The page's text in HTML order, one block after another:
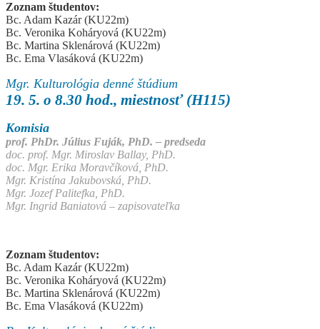
Zoznam študentov:
Bc. Adam Kazár (KU22m)
Bc. Veronika Koháryová (KU22m)
Bc. Martina Sklenárová (KU22m)
Bc. Ema Vlasáková (KU22m)
Mgr. Kulturológia denné štúdium
19. 5. o 8.30 hod., miestnosť (H115)
Komisia
prof. PhDr. Július Fuják, PhD. – predseda
doc. prof. Mgr. Miroslav Ballay, PhD.
doc. Mgr. Erika Moravčíková, PhD.
Mgr. Kristína Jakubovská, PhD.
Mgr. Jozef Palitefka, PhD.
Mgr. Ingrid Baniatová – zapisovateľka
Zoznam študentov:
Bc. Adam Kazár (KU22m)
Bc. Veronika Koháryová (KU22m)
Bc. Martina Sklenárová (KU22m)
Bc. Ema Vlasáková (KU22m)